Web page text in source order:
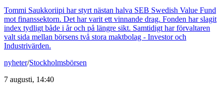
Tommi Saukkoriipi har styrt nästan halva SEB Swedish Value Fund
mot finanssektorn. Det har varit ett vinnande drag. Fonden har slagit
index tydligt både i år och på längre sikt. Samtidigt har förvaltaren
valt sida mellan börsens två stora maktbolag - Investor och
Industrivärden.
nyheter/Stockholmsbörsen
7 augusti, 14:40